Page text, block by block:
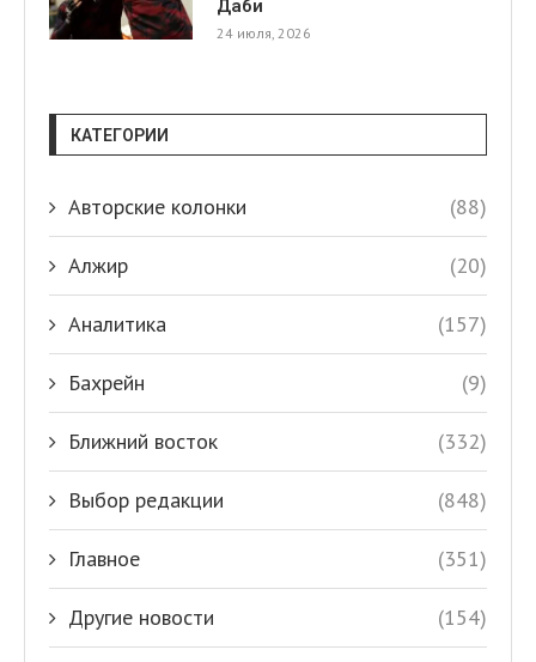
Даби
24 июля, 2026
КАТЕГОРИИ
Авторские колонки (88)
Алжир (20)
Аналитика (157)
Бахрейн (9)
Ближний восток (332)
Выбор редакции (848)
Главное (351)
Другие новости (154)